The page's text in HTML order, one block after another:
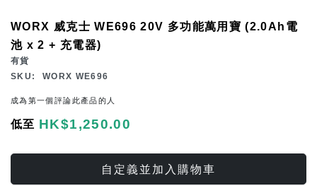
WORX 威克士 WE696 20V 多功能萬用寶 (2.0Ah電
池 x 2 + 充電器)
有貨
SKU
WORX WE696
成為第一個評論此產品的人
低至 HK$1,250.00
自定義並加入購物車
the
beginning
the
images